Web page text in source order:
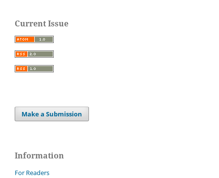
Current Issue
Make a Submission
Information
For Readers